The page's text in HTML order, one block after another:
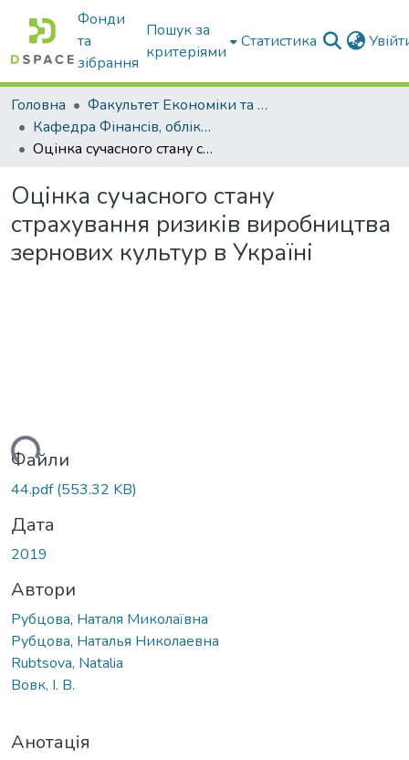
Фонди
та
зібрання
Пошук за
критеріями
Статистика
Головна
Факультет Економіки та бізнесу
Кафедра Фінансів, обліку і оподаткування
Оцінка сучасного стану страхування ризиків виробництва зернових культур в Україні
Оцінка сучасного стану
страхування ризиків виробництва
зернових культур в Україні
Файли
44.pdf(553.32 KB)
Дата
2019
Автори
Рубцова, Наталя Миколаївна
Рубцова, Наталья Николаевна
Rubtsova, Natalia
Вовк, І. В.
Анотація